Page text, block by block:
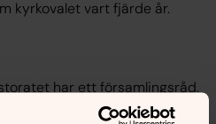
kyrkovalet vart fjärde år.
har ett församlingsråd.